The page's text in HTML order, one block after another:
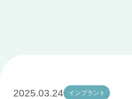
2025.03.24 インプラント